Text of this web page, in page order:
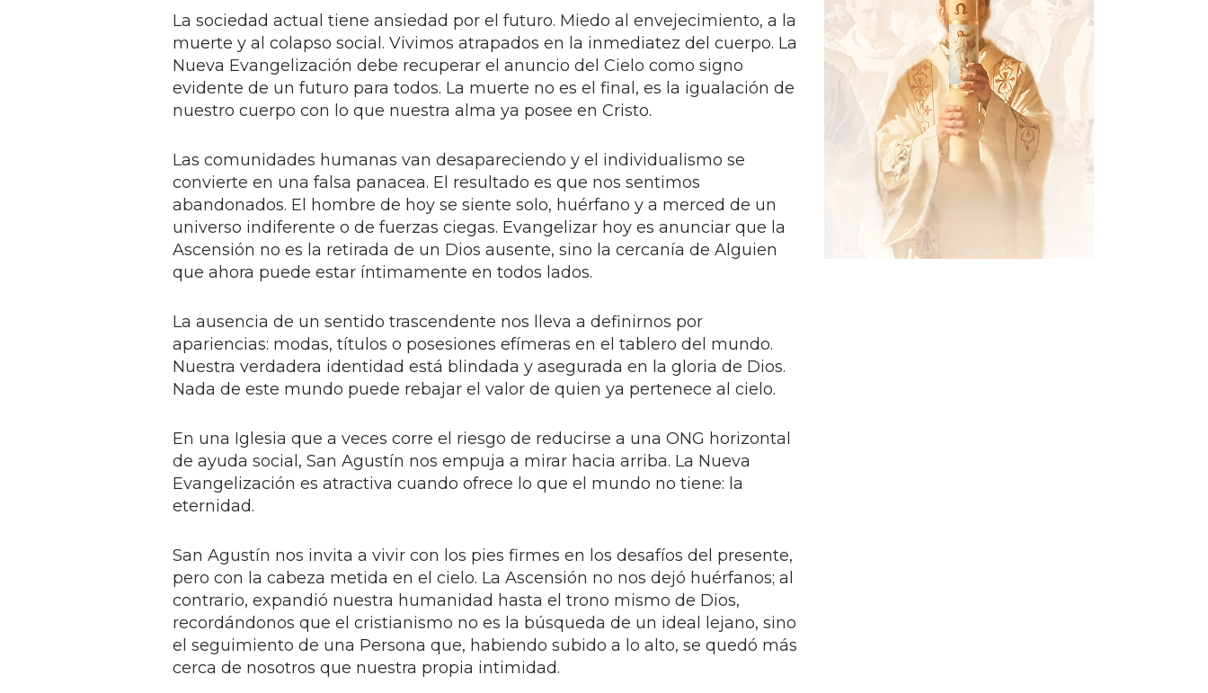
La sociedad actual tiene ansiedad por el futuro. Miedo al envejecimiento, a la
muerte y al colapso social. Vivimos atrapados en la inmediatez del cuerpo. La
Nueva Evangelización debe recuperar el anuncio del Cielo como signo
evidente de un futuro para todos. La muerte no es el final, es la igualación de
nuestro cuerpo con lo que nuestra alma ya posee en Cristo.
Las comunidades humanas van desapareciendo y el individualismo se
convierte en una falsa panacea. El resultado es que nos sentimos
abandonados. El hombre de hoy se siente solo, huérfano y a merced de un
universo indiferente o de fuerzas ciegas. Evangelizar hoy es anunciar que la
Ascensión no es la retirada de un Dios ausente, sino la cercanía de Alguien
que ahora puede estar íntimamente en todos lados.
La ausencia de un sentido trascendente nos lleva a definirnos por
apariencias: modas, títulos o posesiones efímeras en el tablero del mundo.
Nuestra verdadera identidad está blindada y asegurada en la gloria de Dios.
Nada de este mundo puede rebajar el valor de quien ya pertenece al cielo.
En una Iglesia que a veces corre el riesgo de reducirse a una ONG horizontal
de ayuda social, San Agustín nos empuja a mirar hacia arriba. La Nueva
Evangelización es atractiva cuando ofrece lo que el mundo no tiene: la
eternidad.
San Agustín nos invita a vivir con los pies firmes en los desafíos del presente,
pero con la cabeza metida en el cielo. La Ascensión no nos dejó huérfanos; al
contrario, expandió nuestra humanidad hasta el trono mismo de Dios,
recordándonos que el cristianismo no es la búsqueda de un ideal lejano, sino
el seguimiento de una Persona que, habiendo subido a lo alto, se quedó más
cerca de nosotros que nuestra propia intimidad.